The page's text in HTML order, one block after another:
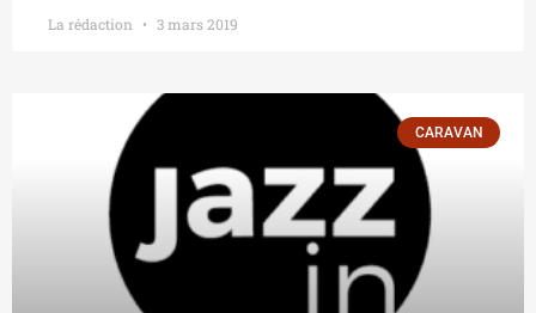
La rédaction 3 mars 2019
CARAVAN